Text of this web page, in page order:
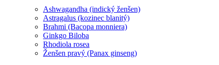
Ashwagandha (indický ženšen)
Astragalus (kozinec blanitý)
Brahmi (Bacopa monniera)
Ginkgo Biloba
Rhodiola rosea
Ženšen pravý (Panax ginseng)